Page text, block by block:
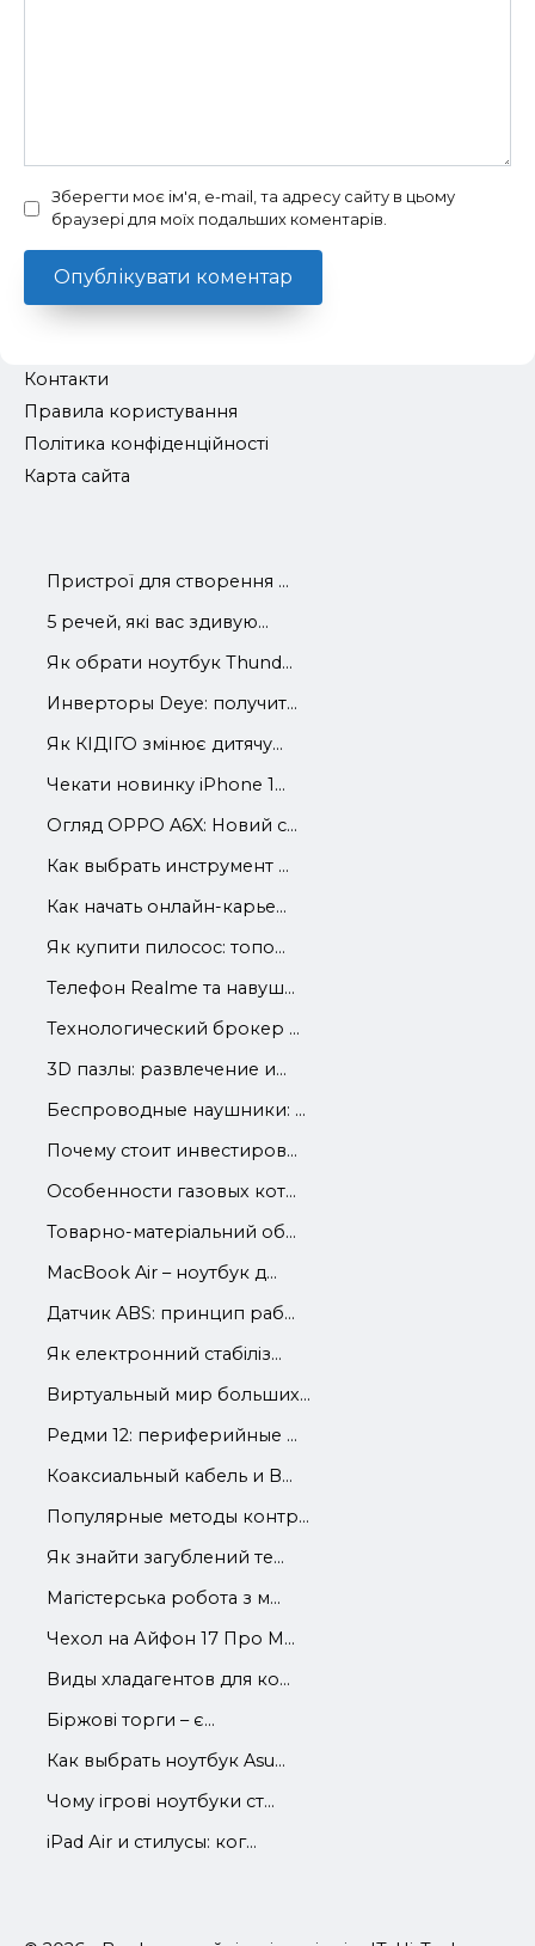
Зберегти моє ім'я, e-mail, та адресу сайту в цьому
браузері для моїх подальших коментарів.
Контакти
Правила користування
Політика конфіденційності
Карта сайта
Пристрої для створення ...
5 речей, які вас здивую...
Як обрати ноутбук Thund...
Инверторы Deye: получит...
Як КІДІГО змінює дитячу...
Чекати новинку iPhone 1...
Огляд OPPO A6X: Новий с...
Как выбрать инструмент ...
Как начать онлайн-карье...
Як купити пилосос: топо...
Телефон Realme та навуш...
Технологический брокер ...
3D пазлы: развлечение и...
Беспроводные наушники: ...
Почему стоит инвестиров...
Особенности газовых кот...
Товарно-матеріальний об...
MacBook Air – ноутбук д...
Датчик ABS: принцип раб...
Як електронний стабіліз...
Виртуальный мир больших...
Редми 12: периферийные ...
Коаксиальный кабель и В...
Популярные методы контр...
Як знайти загублений те...
Магістерська робота з м...
Чехол на Айфон 17 Про М...
Виды хладагентов для ко...
Біржові торги – є...
Как выбрать ноутбук Asu...
Чому ігрові ноутбуки ст...
iРad Аir и стилусы: ког...